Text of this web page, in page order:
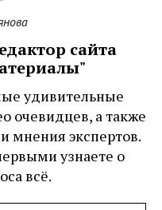
сайта
удивительные
очевидцев, а также
мнения экспертов.
узнаете о
всё.